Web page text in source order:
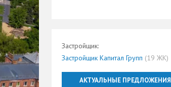
Застройщик:
Застройщик Капитал Групп (19 ЖК)
АКТУАЛЬНЫЕ ПРЕДЛОЖЕНИЯ